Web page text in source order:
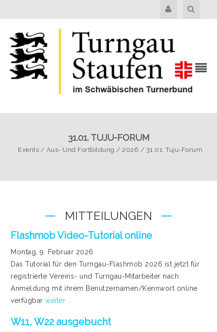
31.01. TUJU-FORUM
Events / Aus- Und Fortbildung / 2026 / 31.01. Tuju-Forum
MITTEILUNGEN
Flashmob Video-Tutorial online
Montag, 9. Februar 2026
Das Tutorial für den Turngau-Flashmob 2026 ist jetzt für
registrierte Vereins- und Turngau-Mitarbeiter nach
Anmeldung mit ihrem Benutzernamen/Kennwort online
verfügbar weiter ...
W11, W22 ausgebucht